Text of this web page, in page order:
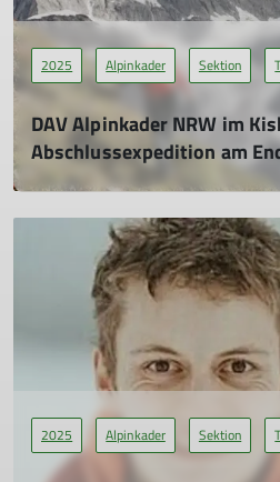
2025 Alpinkader Sektion
DAV Alpinkader NRW im
Abschlussexpedition am
von Matthias Mimberg
Berglandschaften und
unser neunköpfiges Team des
Reise ins Unbekannte.
mehr erfahren
2025 Alpinkader Sektion